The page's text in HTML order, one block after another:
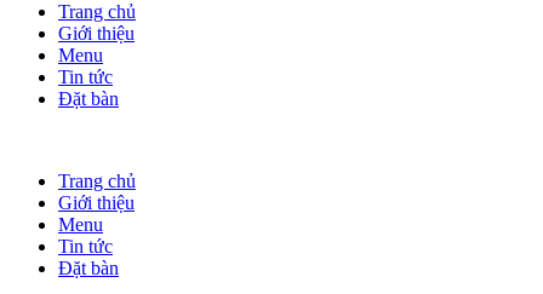
Trang chủ
Giới thiệu
Menu
Tin tức
Đặt bàn
Trang chủ
Giới thiệu
Menu
Tin tức
Đặt bàn